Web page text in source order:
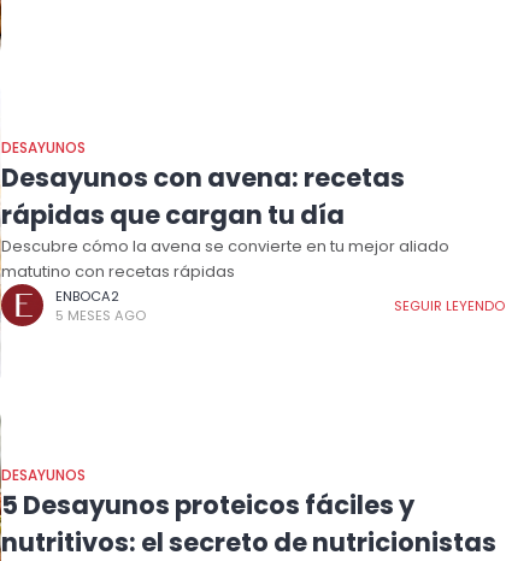
DESAYUNOS
Desayunos con avena: recetas
rápidas que cargan tu día
Descubre cómo la avena se convierte en tu mejor aliado
matutino con recetas rápidas
ENBOCA2
5 MESES AGO
SEGUIR LEYENDO
DESAYUNOS
5 Desayunos proteicos fáciles y
nutritivos: el secreto de nutricionistas